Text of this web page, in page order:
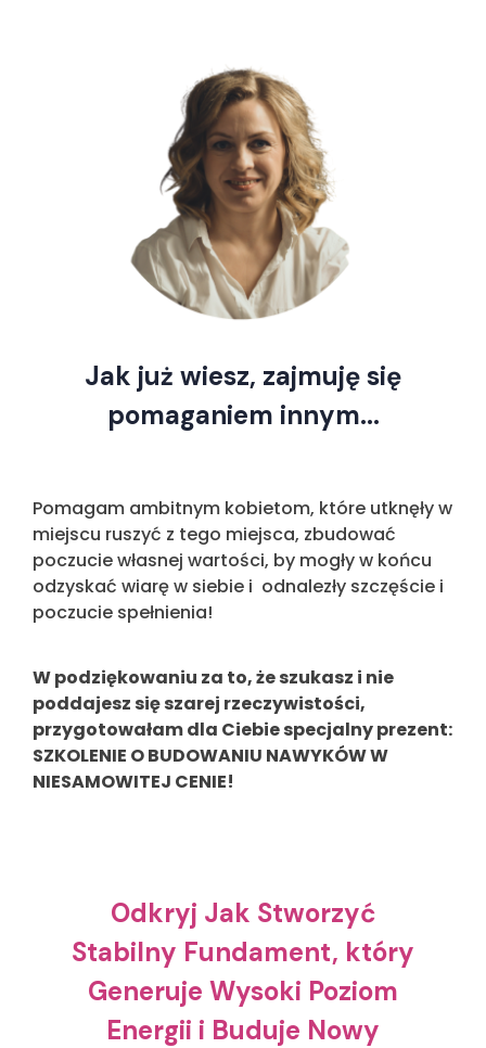
Jak już wiesz, zajmuję się
pomaganiem innym...
Pomagam ambitnym kobietom, które utknęły w
miejscu ruszyć z tego miejsca, zbudować
poczucie własnej wartości, by mogły w końcu
odzyskać wiarę w siebie i odnalezły szczęście i
poczucie spełnienia!
W podziękowaniu za to, że szukasz i nie
poddajesz się szarej rzeczywistości,
przygotowałam dla Ciebie specjalny prezent:
SZKOLENIE O BUDOWANIU NAWYKÓW W
NIESAMOWITEJ CENIE!
Odkryj Jak Stworzyć
Stabilny Fundament, który
Generuje Wysoki Poziom
Energii i Buduje Nowy